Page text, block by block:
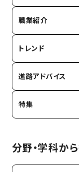
職業紹介
トレンド
進路アドバイス
特集
分野・学科か